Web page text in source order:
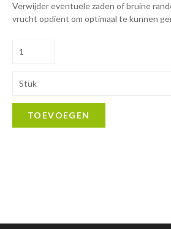
Verwijder eventuele zaden of bruine
vrucht opdient om optimaal te kunnen
Stuk
TOEVOEGEN